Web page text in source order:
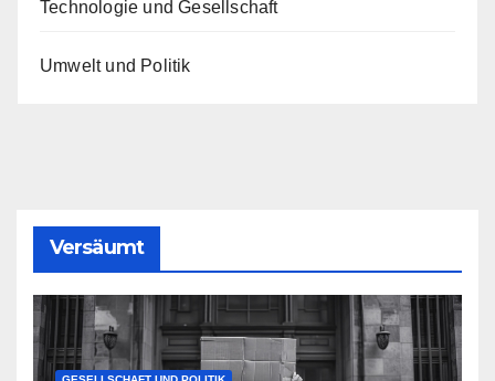
Technologie und Gesellschaft
Umwelt und Politik
Versäumt